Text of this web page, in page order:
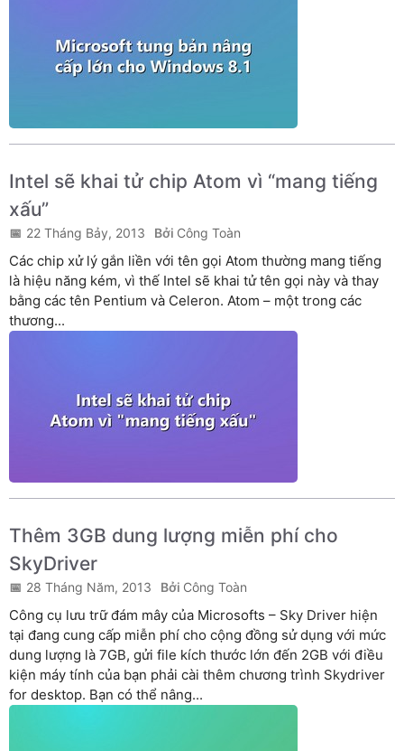
Intel sẽ khai tử chip Atom vì “mang tiếng
xấu”
22 Tháng Bảy, 2013 Công Toàn
Các chip xử lý gắn liền với tên gọi Atom thường mang tiếng
là hiệu năng kém, vì thế Intel sẽ khai tử tên gọi này và thay
bằng các tên Pentium và Celeron. Atom – một trong các
thương...
Thêm 3GB dung lượng miễn phí cho
SkyDriver
28 Tháng Năm, 2013 Công Toàn
Công cụ lưu trữ đám mây của Microsofts – Sky Driver hiện
tại đang cung cấp miễn phí cho cộng đồng sử dụng với mức
dung lượng là 7GB, gửi file kích thước lớn đến 2GB với điều
kiện máy tính của bạn phải cài thêm chương trình Skydriver
for desktop. Bạn có thể nâng...